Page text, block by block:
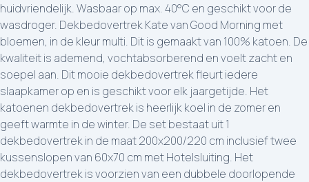
huidvriendelijk. Wasbaar op max. 40°C en geschikt voor de
wasdroger. Dekbedovertrek Kate van Good Morning met
bloemen, in de kleur multi. Dit is gemaakt van 100% katoen. De
kwaliteit is ademend, vochtabsorberend en voelt zacht en
soepel aan. Dit mooie dekbedovertrek fleurt iedere
slaapkamer op en is geschikt voor elk jaargetijde. Het
katoenen dekbedovertrek is heerlijk koel in de zomer en
geeft warmte in de winter. De set bestaat uit 1
dekbedovertrek in de maat 200x200/220 cm inclusief twee
kussenslopen van 60x70 cm met Hotelsluiting. Het
dekbedovertrek is voorzien van een dubbele doorlopende